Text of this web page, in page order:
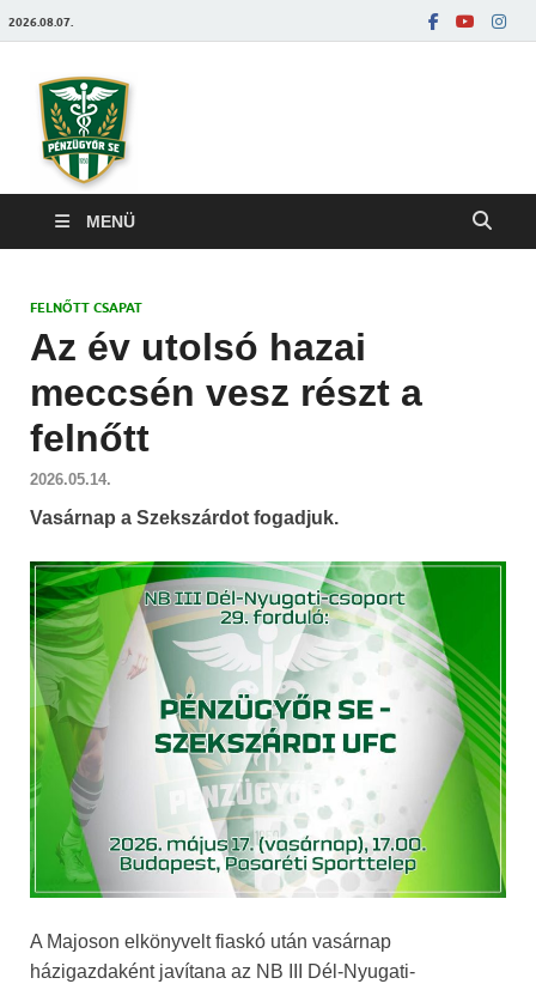
2026.08.07.
MENÜ
FELNŐTT CSAPAT
Az év utolsó hazai
meccsén vesz részt a
felnőtt
2026.05.14.
Vasárnap a Szekszárdot fogadjuk.
A Majoson elkönyvelt fiaskó után vasárnap
házigazdaként javítana az NB III Dél-Nyugati-